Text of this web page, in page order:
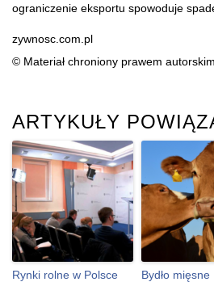
ograniczenie eksportu spowoduje
zywnosc.com.pl
© Materiał chroniony prawem
ARTYKUŁY
Rynki rolne w Polsce
Bydło mięsne